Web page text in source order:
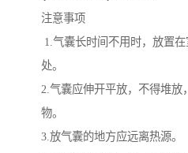
注意事项
1.气囊长时间不用时，放置
处。
2.气囊应伸开平放，不得堆放
物。
3.放气囊的地方应远离热源。